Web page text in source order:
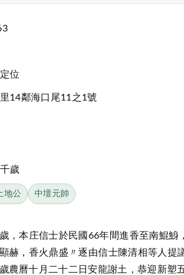
位
14鄰海口尾11之1號
歲
地公 中壇元帥
，本庄信士於民國66年間進香至南鯤
赫，香火鼎盛〃逐由信士陳清相等人提
農曆十月二十二日安龍謝土，恭迎新塑